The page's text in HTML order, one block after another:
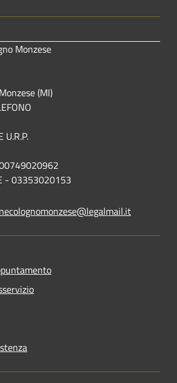
Monzese
(MI)
U.R.P.
00749020962
- 03353020153